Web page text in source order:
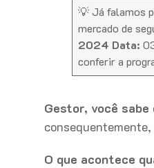
💡 Já falamos
mercado de
2024 Data:
conferir a
Gestor, você sabe
O que acontece